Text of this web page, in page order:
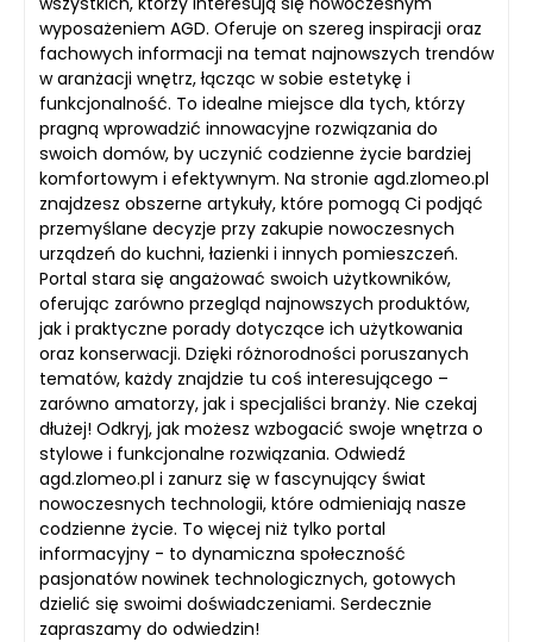
wyposażeniem AGD. Oferuje on szereg inspiracji oraz
fachowych informacji na temat najnowszych trendów
w aranżacji wnętrz, łącząc w sobie estetykę i
funkcjonalność. To idealne miejsce dla tych, którzy
pragną wprowadzić innowacyjne rozwiązania do
swoich domów, by uczynić codzienne życie bardziej
komfortowym i efektywnym. Na stronie agd.zlomeo.pl
znajdzesz obszerne artykuły, które pomogą Ci podjąć
przemyślane decyzje przy zakupie nowoczesnych
urządzeń do kuchni, łazienki i innych pomieszczeń.
Portal stara się angażować swoich użytkowników,
oferując zarówno przegląd najnowszych produktów,
jak i praktyczne porady dotyczące ich użytkowania
oraz konserwacji. Dzięki różnorodności poruszanych
tematów, każdy znajdzie tu coś interesującego –
zarówno amatorzy, jak i specjaliści branży. Nie czekaj
dłużej! Odkryj, jak możesz wzbogacić swoje wnętrza o
stylowe i funkcjonalne rozwiązania. Odwiedź
agd.zlomeo.pl i zanurz się w fascynujący świat
nowoczesnych technologii, które odmieniają nasze
codzienne życie. To więcej niż tylko portal
informacyjny - to dynamiczna społeczność
pasjonatów nowinek technologicznych, gotowych
dzielić się swoimi doświadczeniami. Serdecznie
zapraszamy do odwiedzin!